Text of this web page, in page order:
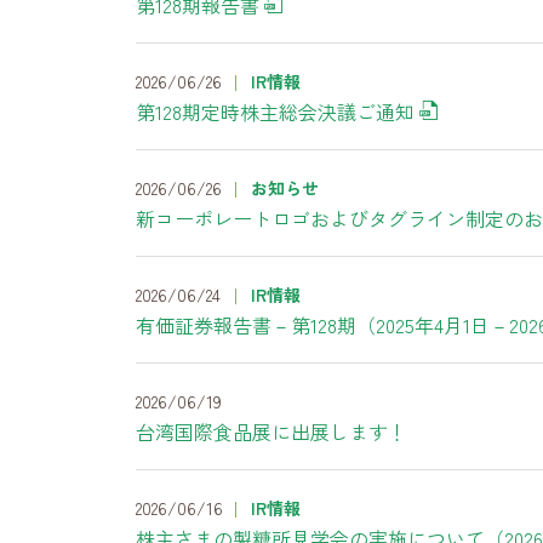
2026/06/26 IR情報
第128期定時株主総会決議ご通知
2026/06/26 お知らせ
新コーポレートロゴおよびタグライン制定の
2026/06/24 IR情報
有価証券報告書－第128期（2025年4月1日－
2026/06/19
台湾国際食品展に出展します！
2026/06/16 IR情報